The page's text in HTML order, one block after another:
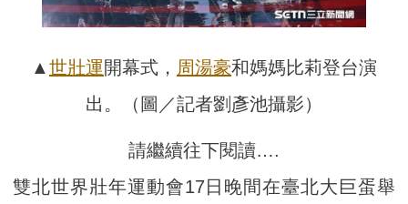
▲ 世壯運開幕式， 周湯豪和媽媽比莉登台演
出。（圖／記者劉彥池攝影）
請繼續往下閱讀….
雙北世界壯年運動會17日晚間在臺北大巨蛋舉